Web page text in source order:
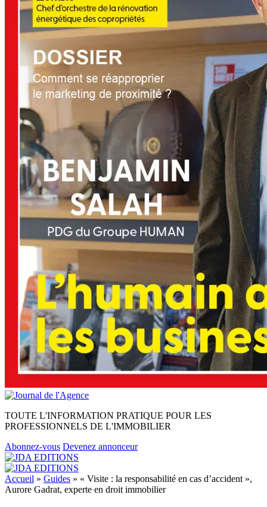
TOUTE L'INFORMATION PRATIQUE POUR LES
PROFESSIONNELS DE L'IMMOBILIER
Abonnez-vous Devenez annonceur
Accueil » Guides » « Visite : la responsabilité en cas d’accident »,
Aurore Gadrat, experte en droit immobilier